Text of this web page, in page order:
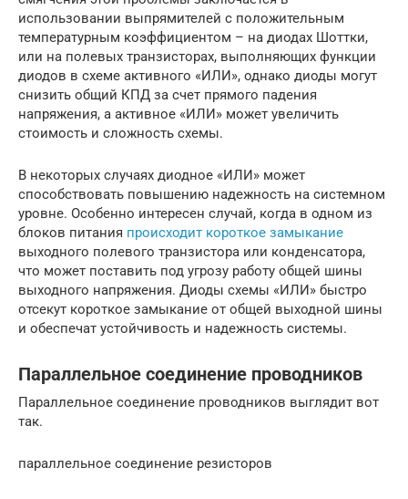
использовании выпрямителей с положительным
температурным коэффициентом – на диодах Шоттки,
или на полевых транзисторах, выполняющих функции
диодов в схеме активного «ИЛИ», однако диоды могут
снизить общий КПД за счет прямого падения
напряжения, а активное «ИЛИ» может увеличить
стоимость и сложность схемы.
В некоторых случаях диодное «ИЛИ» может
способствовать повышению надежность на системном
уровне. Особенно интересен случай, когда в одном из
блоков питания происходит короткое замыкание
выходного полевого транзистора или конденсатора,
что может поставить под угрозу работу общей шины
выходного напряжения. Диоды схемы «ИЛИ» быстро
отсекут короткое замыкание от общей выходной шины
и обеспечат устойчивость и надежность системы.
Параллельное соединение проводников
Параллельное соединение проводников выглядит вот
так.
параллельное соединение резисторов